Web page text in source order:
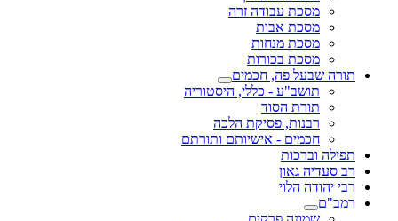
מסכת עבודה זרה
מסכת אבות
מסכת מנחות
מסכת בכורות
תורה שבעל פה, חכמים
תושב"ע - כללי, היסטוריה
תורת הסוד
רבנות, פסיקת הלכה
חכמים - אישיותם ותורתם
תפילה וברכות
רב סעדיה גאון
רבי יהודה הלוי
רמב"ם